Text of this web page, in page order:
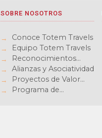
SOBRE NOSOTROS
Conoce Totem Travels
Equipo Totem Travels
Reconocimientos
Totem Travels
Alianzas y Asociatividad
Proyectos de Valor
compartido
Programa de